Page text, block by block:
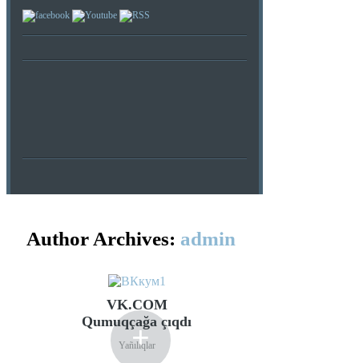
Author Archives: admin
+
VK.COM
Qumuqçağa çıqdı
Yañılıqlar